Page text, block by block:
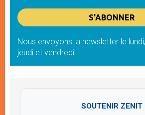
Nous envoyons la newsletter le
jeudi et vendredi
SOUTENIR ZENIT